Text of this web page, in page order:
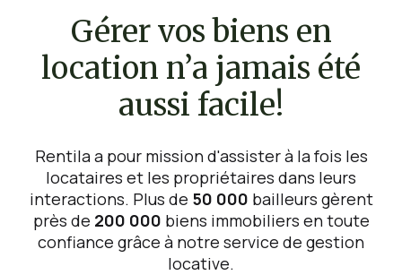
Gérer vos biens en
location n’a jamais été
aussi facile!
Rentila a pour mission d'assister à la fois les
locataires et les propriétaires dans leurs
interactions. Plus de 50 000 bailleurs gèrent
près de 200 000 biens immobiliers en toute
confiance grâce à notre service de gestion
locative.